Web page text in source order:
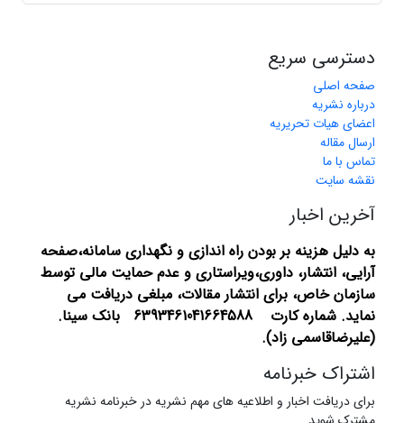
دسترسی سریع
صفحه اصلی
درباره نشریه
اعضای هیات تحریریه
ارسال مقاله
تماس با ما
نقشه سایت
آخرین اخبار
به دلیل هزینه بر بودن راه اندازی و نگهداری سامانه،صفحه
آرایی، انتشار، داوری،ویراستاری و عدم حمایت مالی توسط
سازمان خاص، برای انتشار مقالات، مبلغی دریافت می
نماید.
شماره کارت 6393461041664588 بانک سینا.
(علیرضاقاسمی زاد).
اشتراک خبرنامه
برای دریافت اخبار و اطلاعیه های مهم نشریه در خبرنامه نشریه